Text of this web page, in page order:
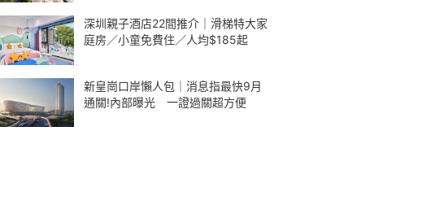
深圳親子酒店22間推介｜滑梯特大家
庭房／小童免費住／人均$185起
新皇崗口岸懶人包｜消息指最快9月
通關!內部曝光 一證過關超方便